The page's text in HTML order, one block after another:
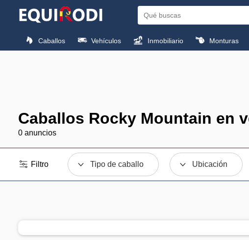
Caballos Vehículos Inmobiliario Monturas
Caballos Rocky Mountain en
0 anuncios
Filtro Tipo de caballo Ubicación